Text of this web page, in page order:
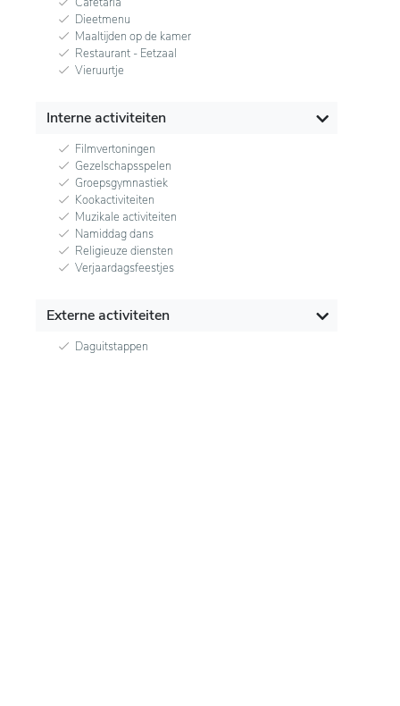
Dieetmenu
Maaltijden op de kamer
Restaurant - Eetzaal
Vieruurtje
Interne activiteiten
Filmvertoningen
Gezelschapsspelen
Groepsgymnastiek
Kookactiviteiten
Muzikale activiteiten
Namiddag dans
Religieuze diensten
Verjaardagsfeestjes
Externe activiteiten
Daguitstappen